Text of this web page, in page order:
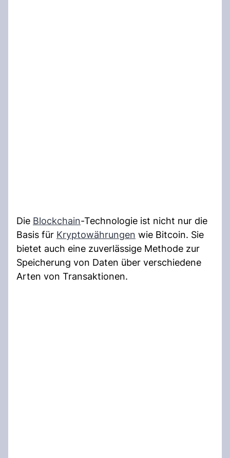
Die Blockchain-Technologie ist nicht nur die
Basis für Kryptowährungen wie Bitcoin. Sie
bietet auch eine zuverlässige Methode zur
Speicherung von Daten über verschiedene
Arten von Transaktionen.